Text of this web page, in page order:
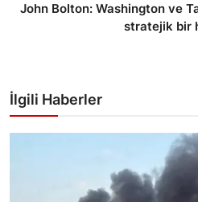
John Bolton: Washington ve
stratejik bir
İlgili Haberler